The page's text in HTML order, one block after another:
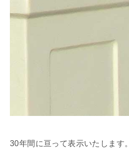
30年間に亘って表示いたします。